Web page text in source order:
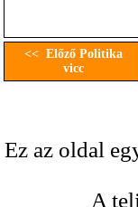
<< Előző Politika
vicc
Ez az oldal
A